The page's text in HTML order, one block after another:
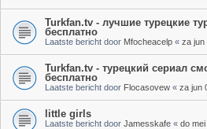
Turkfan.tv - лучшие турецкие
бесплатно
Laatste bericht door Mfocheacelp « za jun
Turkfan.tv - турецкий сериал
бесплатно
Laatste bericht door Flocasovew « za jun
little girls
Laatste bericht door Jamesskafe « do